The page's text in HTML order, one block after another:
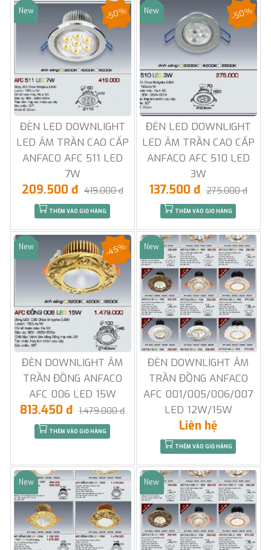
Sale
New
ĐÈN LED DOWNLIGHT
LED ÂM TRẦN CAO CẤP
ANFACO AFC 511 LED
7W
-50%
209.500 đ 419.000 đ
THÊM VÀO GIỎ HÀNG
Sale
New
ĐÈN LED DOWNLIGHT
LED ÂM TRẦN CAO CẤP
ANFACO AFC 510 LED
3W
-50%
137.500 đ 275.000 đ
THÊM VÀO GIỎ HÀNG
Sale
New
ĐÈN DOWNLIGHT ÂM
TRẦN ĐỒNG ANFACO
AFC 006 LED 15W
-45%
813.450 đ 1.479.000 đ
THÊM VÀO GIỎ HÀNG
Sale
New
ĐÈN DOWNLIGHT ÂM
TRẦN ĐỒNG ANFACO
AFC 001/005/006/007
LED 12W/15W
Liên hệ
THÊM VÀO GIỎ HÀNG
Sale
New Sale
New